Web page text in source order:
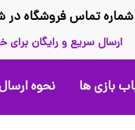
شماره تماس فروشگاه در شرایط
ارسال سریع و رایگان
بازی ها نحوه